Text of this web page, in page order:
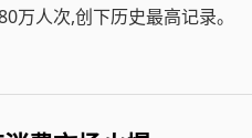
万人次,创下历史最高记录。